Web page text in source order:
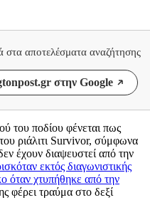
στα αποτελέσματα αναζήτησης
στην Google
του ποδίου φένεται πως
ριάλιτι Survivor, σύμφωνα
έχουν διαψευστεί από την
εκτός διαγωνιστικής
όταν χτυπήθηκε από την
φέρει τραύμα στο δεξί